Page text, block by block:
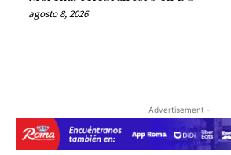
agosto 8, 2026
- Advertisement -